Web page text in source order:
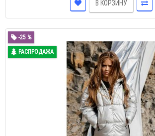
В КОРЗИНУ
-25 %
РАСПРОДАЖА